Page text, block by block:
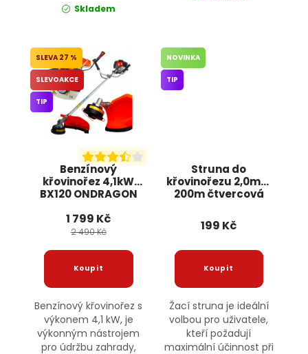
Skladem
Benzínový
křovinořez 4,1kW
BX120 ONDRAGON
27 %
SLEVOAKCE
TIP
1 799 Kč
2 490 Kč
Benzínový křovinořez s
výkonem 4,1 kW, je
výkonným nástrojem
pro údržbu zahrady,
Struna do
křovinořezu 2,0mm
200m čtvercová
NOVINKA
TIP
199 Kč
Žací struna je ideální
volbou pro uživatele,
kteří požadují
maximální účinnost při